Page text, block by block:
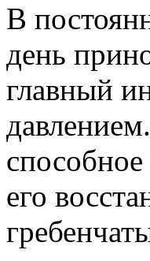
В
день
главный
его